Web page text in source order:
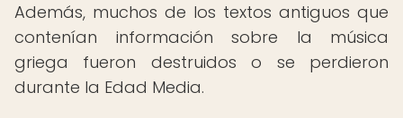
Además, muchos de los textos antiguos que
contenían información sobre la música
griega fueron destruidos o se perdieron
durante la Edad Media.